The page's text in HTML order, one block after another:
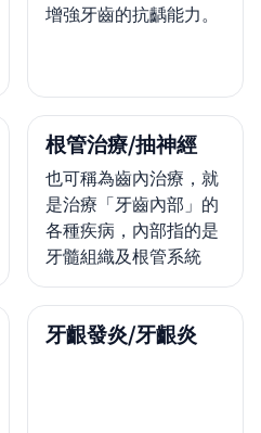
增強牙齒的抗齲能力。
根管治療/抽神經
也可稱為齒內治療，就
是治療「牙齒內部」的
各種疾病，內部指的是
牙髓組織及根管系統
牙齦發炎/牙齦炎